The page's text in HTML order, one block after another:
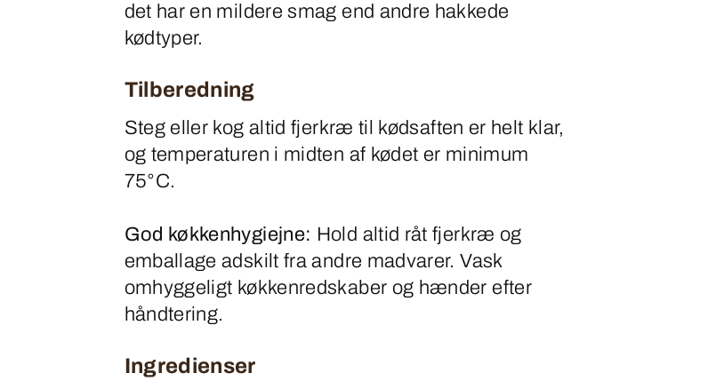
det har en mildere smag end andre hakkede
kødtyper.
Tilberedning
Steg eller kog altid fjerkræ til kødsaften er helt klar,
og temperaturen i midten af kødet er minimum
75°C.
God køkkenhygiejne: Hold altid råt fjerkræ og
emballage adskilt fra andre madvarer. Vask
omhyggeligt køkkenredskaber og hænder efter
håndtering.
Ingredienser